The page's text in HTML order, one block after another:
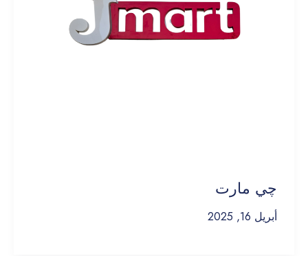
چي مارت
أبريل 16, 2025